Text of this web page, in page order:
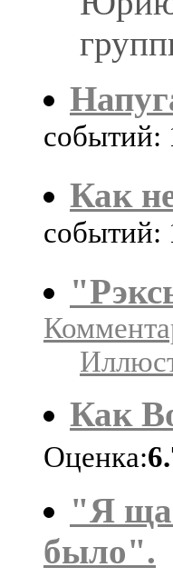
Как
Как
Оценка:
"Я
было".